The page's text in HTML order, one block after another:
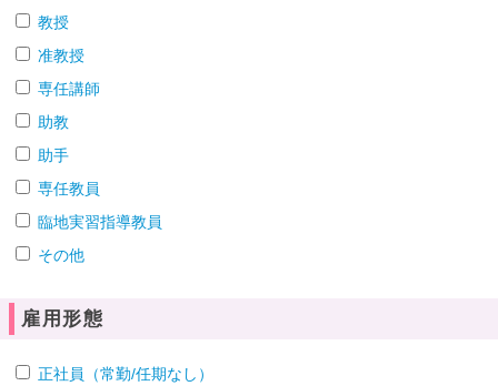
教授
准教授
専任講師
助教
助手
専任教員
臨地実習指導教員
その他
雇用形態
正社員（常勤/任期なし）